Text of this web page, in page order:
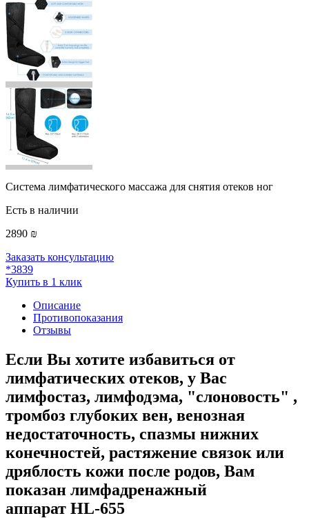
Система лимфатического массажа для снятия отеков ног
Есть в наличии
2890 ₪
Заказать консультацию
*3839
Купить в 1 клик
Описание
Противопоказания
Отзывы
Если Вы хотите избавиться от
лимфатических отеков, у Вас
лимфостаз, лимфодэма, "cлоновость" ,
тромбоз глубоких вен, венозная
недостаточность, спазмы нижних
конечностей, растяжение связок или
дряблость кожи после родов, Вам
показан лимфадренажный
аппарат HL-655